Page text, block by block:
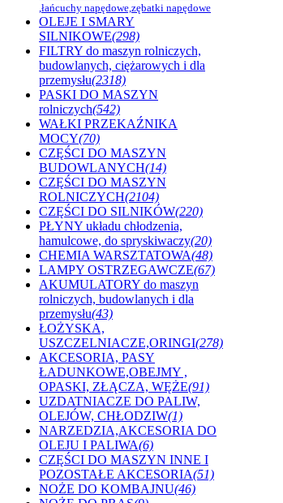
,łańcuchy napędowe,zębatki napędowe
OLEJE I SMARY
SILNIKOWE(298)
FILTRY do maszyn rolniczych,
budowlanych, ciężarowych i dla
przemysłu(2318)
PASKI DO MASZYN
rolniczych(542)
WAŁKI PRZEKAŹNIKA
MOCY(70)
CZĘŚCI DO MASZYN
BUDOWLANYCH(14)
CZĘŚCI DO MASZYN
ROLNICZYCH(2104)
CZĘŚCI DO SILNIKÓW(220)
PŁYNY układu chłodzenia,
hamulcowe, do spryskiwaczy(20)
CHEMIA WARSZTATOWA(48)
LAMPY OSTRZEGAWCZE(67)
AKUMULATORY do maszyn
rolniczych, budowlanych i dla
przemysłu(43)
ŁOŻYSKA,
USZCZELNIACZE,ORINGI(278)
AKCESORIA, PASY
ŁADUNKOWE,OBEJMY ,
OPASKI, ZŁĄCZA, WĘŻE(91)
UZDATNIACZE DO PALIW,
OLEJÓW, CHŁODZIW(1)
NARZEDZIA,AKCESORIA DO
OLEJU I PALIWA(6)
CZĘŚCI DO MASZYN INNE I
POZOSTAŁE AKCESORIA(51)
NOŻE DO KOMBAJNU(46)